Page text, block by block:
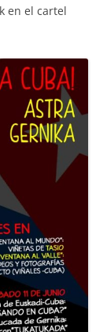
en el cartel